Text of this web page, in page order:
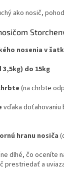
ako nosič,
nosenia v
do 15kg
(na chrbte
vďaka
hranu nosiča
čo oceníte
prestriedať a